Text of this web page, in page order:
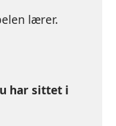
lærer.
har sittet i